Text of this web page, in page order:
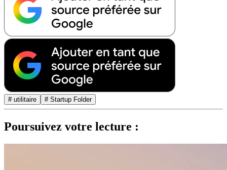
# utilitaire # Startup Folder
Poursuivez votre lecture :